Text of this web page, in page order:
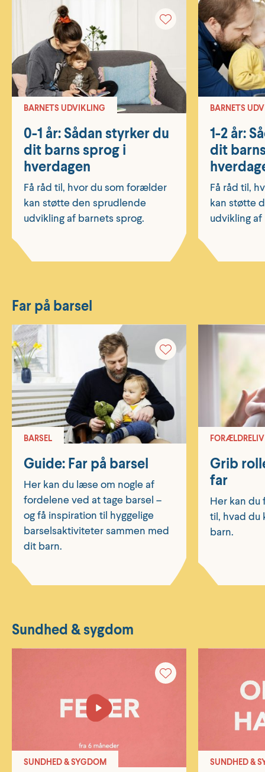
0-1 år: Sådan styrker du
dit barns sprog i
hverdagen
BARNETS UDVIKLING
Få råd til, hvor du som forælder
kan støtte den sprudlende
udvikling af barnets sprog.
1-2 år:
dit
BARNETS
Få råd til,
kan støtte
udvikling
Far på barsel
Guide: Far på barsel
BARSEL
Her kan du læse om nogle af
fordelene ved at tage barsel –
og få inspiration til hyggelige
barselsaktiviteter sammen med
dit barn.
Grib
far
FORÆLDRELIV
Her kan du
til, hvad du
barn.
Sundhed & sygdom
SUNDHED & SYGDOM SUNDHED &